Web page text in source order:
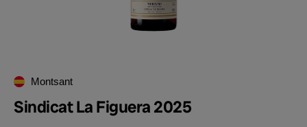
Montsant
Sindicat La Figuera 2025